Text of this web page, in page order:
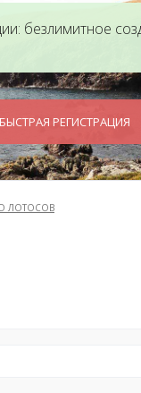
безлимитное
БЫСТРАЯ РЕГИСТРАЦИЯ
ЛОТОСОВ